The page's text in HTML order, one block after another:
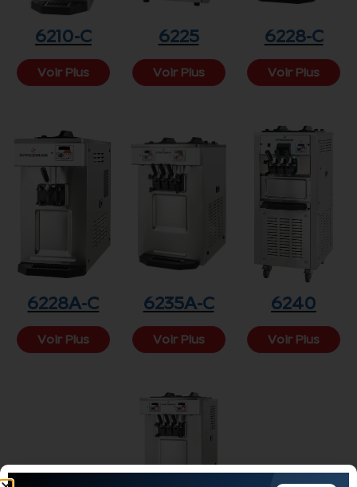
6210-C
Voir Plus
6225
Voir Plus
6228-C
Voir Plus
6228A-C
Voir Plus
6235A-C
Voir Plus
6240
Voir Plus